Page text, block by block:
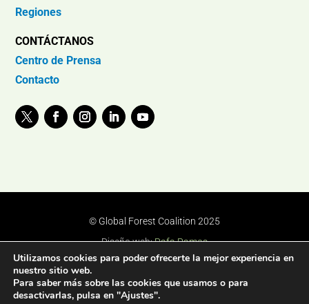
Regiones
CONTÁCTANOS
Centro de Prensa
Contacto
© Global Forest Coalition 2025
Diseño web:Rafa Ramos
Utilizamos cookies para poder ofrecerte la mejor experiencia en
nuestro sitio web.
Para saber más sobre las cookies que usamos o para
desactivarlas, pulsa en "Ajustes".